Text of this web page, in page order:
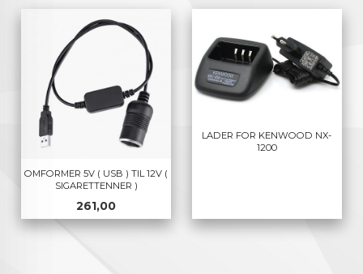
OMFORMER 5V ( USB ) TIL 12V (
SIGARETTENNER )
Pris
261,00
LADER FOR KENWOOD NX-
1200